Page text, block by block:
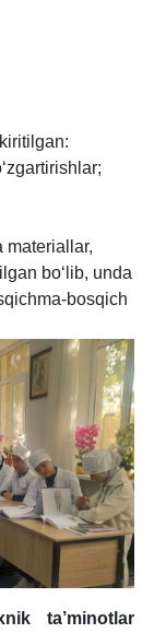
materiallar,
bo‘lib, unda
bosqich
ta’minotlar